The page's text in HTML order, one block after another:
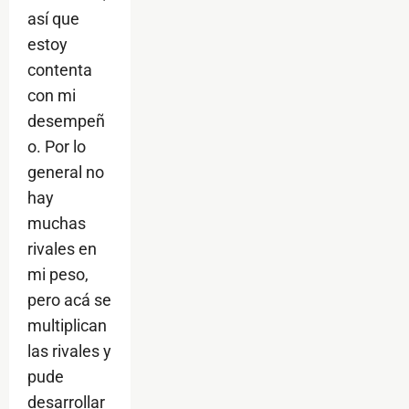
así que
estoy
contenta
con mi
desempeñ
o. Por lo
general no
hay
muchas
rivales en
mi peso,
pero acá se
multiplican
las rivales y
pude
desarrollar